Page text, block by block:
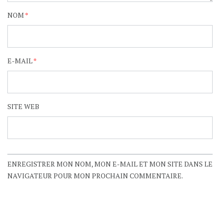
NOM *
E-MAIL*
SITE WEB
ENREGISTRER MON NOM, MON E-MAIL ET MON SITE DANS LE
NAVIGATEUR POUR MON PROCHAIN COMMENTAIRE.